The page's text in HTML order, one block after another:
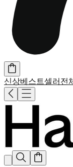
신상베스트셀러전